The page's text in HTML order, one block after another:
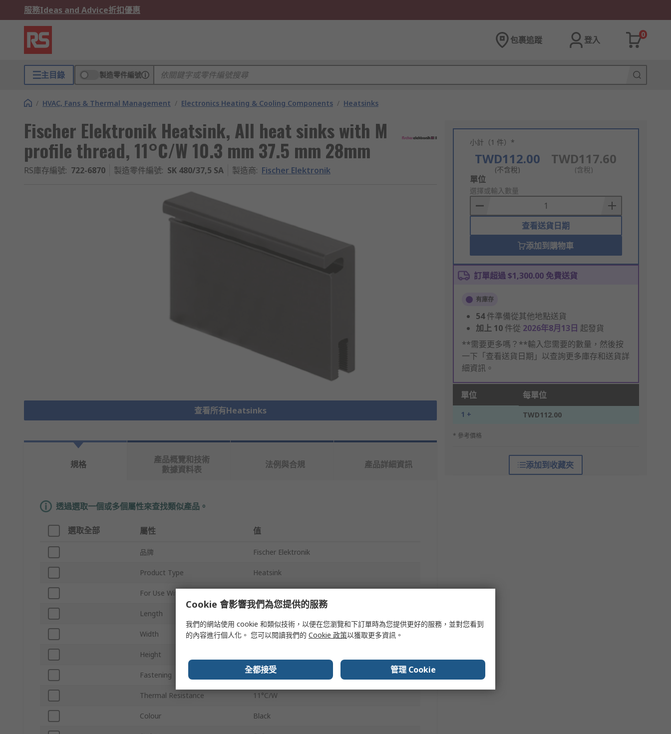
服務Ideas and Advice折扣優惠
包裹追蹤 登入
0
主目錄 製造零件編號
/ HVAC, Fans & Thermal Management / Electronics Heating & Cooling Components / Heatsinks
Fischer Elektronik Heatsink, All heat sinks with M
profile thread, 11°C/W 10.3 mm 37.5 mm 28mm
RS庫存編號: 722-6870 製造零件編號: SK 480/37,5 SA 製造商: Fischer Elektronik
查看所有Heatsinks
小計（1 件）*
TWD112.00
(不含稅)
TWD117.60
(含稅)
Add
to
Basket
單位
選擇或輸入數量
查看送貨日期
添加到購物車
訂單超過 $1,300.00 免費送貨
有庫存
54件準備從其他地點送貨
加上 10 件從 2026年8月13日 起發貨
**需要更多嗎？**輸入您需要的數量，然後按
一下「查看送貨日期」以查詢更多庫存和送貨詳
細資訊。
單位 每單位
1 + TWD112.00
* 參考價格
添加到收藏夾
規格
產品概覽和技術
數據資料表
法例與合規 產品詳細資訊
透過選取一個或多個屬性來查找類似產品。
選取全部 屬性 值
品牌 Fischer Elektronik
Product Type Heatsink
For Use With
Length
Width 28mm
Height
Fastening Screw
Thermal Resistance 11°C/W
Colour Black
Cookie 會影響我們為您提供的服務
我們的網站使用 cookie 和類似技術，以便在您瀏覽和下訂單時為您提供更好的服務，並對您看到
的內容進行個人化。 您可以閱讀我們的 Cookie 政策以獲取更多資訊。
全都接受 管理 Cookie